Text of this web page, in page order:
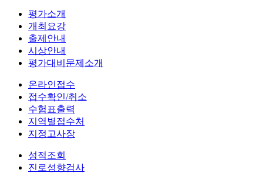
평가소개
개최요강
출제안내
시상안내
평가대비문제소개
온라인접수
접수확인/취소
수험표출력
지역별접수처
지정고사장
성적조회
진로성향검사